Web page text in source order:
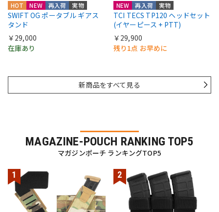
HOT NEW 再入荷 実物
SWIFT OG ポータブル ギアス
タンド
￥29,000
在庫あり
NEW 再入荷 実物
TCI TECS TP120 ヘッドセット
(イヤーピース + PTT)
￥29,900
残り1点 お早めに
新商品をすべて見る
MAGAZINE-POUCH RANKING TOP5
マガジンポーチ ランキングTOP5